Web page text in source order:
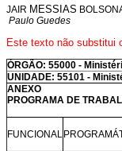
JAIR MESSIAS
Paulo Guedes
Este texto não substitui
ÓRGÃO: 55000 -
UNIDADE: 55101 -
ANEXO
PROGRAMA DE
FUNCIONAL